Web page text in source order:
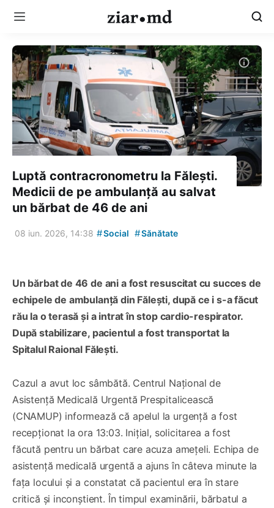
Luptă contracronometru la Fălești.
Medicii de pe ambulanță au salvat
un bărbat de 46 de ani
08 iun. 2026, 14:38 #Social #Sănătate
Un bărbat de 46 de ani a fost resuscitat cu succes de
echipele de ambulanță din Fălești, după ce i s-a făcut
rău la o terasă și a intrat în stop cardio-respirator.
După stabilizare, pacientul a fost transportat la
Spitalul Raional Fălești.
Cazul a avut loc sâmbătă. Centrul Național de
Asistență Medicală Urgentă Prespitalicească
(CNAMUP) informează că apelul la urgență a fost
recepționat la ora 13:03. Inițial, solicitarea a fost
făcută pentru un bărbat care acuza amețeli. Echipa de
asistență medicală urgentă a ajuns în câteva minute la
fața locului și a constatat că pacientul era în stare
critică și inconștient. În timpul examinării, bărbatul a